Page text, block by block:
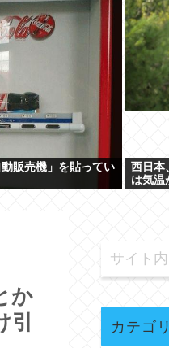
販売機」を貼ってい
西日本
は気温
か
カテゴ